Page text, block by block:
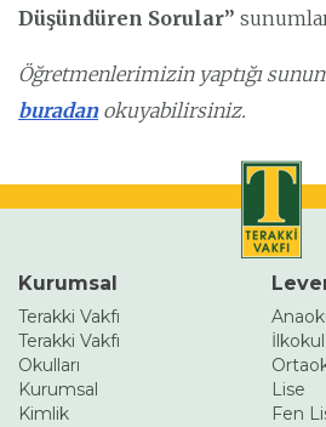
Düşündüren Sorular”
Öğretmenlerimizin yaptığı
buradanokuyabilirsiniz.
Kurumsal
Terakki Vakfı
Terakki Vakfı
Okulları
Kurumsal
Kimlik
İlkokul
Lise
Fen